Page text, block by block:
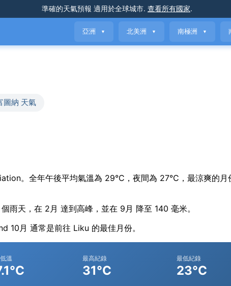
準確的天氣預報 適用於全球城市. 查看所有國家.
亞洲 ▼ 北美洲 ▼ 南極洲 ▼
圖納 天氣
。全年午後平均氣溫為 29°C，夜間為 27°C，最涼爽的月
雨天，在 2月 達到高峰，並在 9月 降至 140 毫米。
10月 通常是前往 Liku 的最佳月份。
溫 最高紀錄
31°C
最低紀錄
23°C